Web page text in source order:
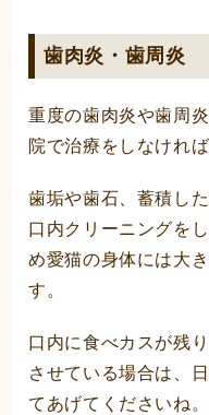
歯肉炎・歯周炎
重度の歯肉炎や歯周
院で治療をしなけれ
歯垢や歯石、蓄積し
口内クリーニングを
め愛猫の身体には大
す。
口内に食べカスが残
させている場合は、
てあげてくださいね。